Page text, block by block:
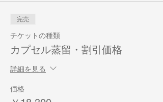
完売
チケットの種類
カプセル蒸留・割引価格
詳細を見る
価格